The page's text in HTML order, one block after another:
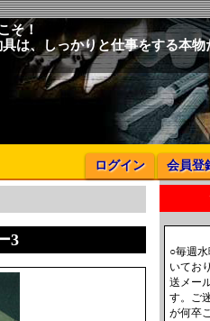
そ！
は、しっかりと仕事をする本物
ログイン 会員登
3
○毎週
いてお
送メー
す。ご
が何卒